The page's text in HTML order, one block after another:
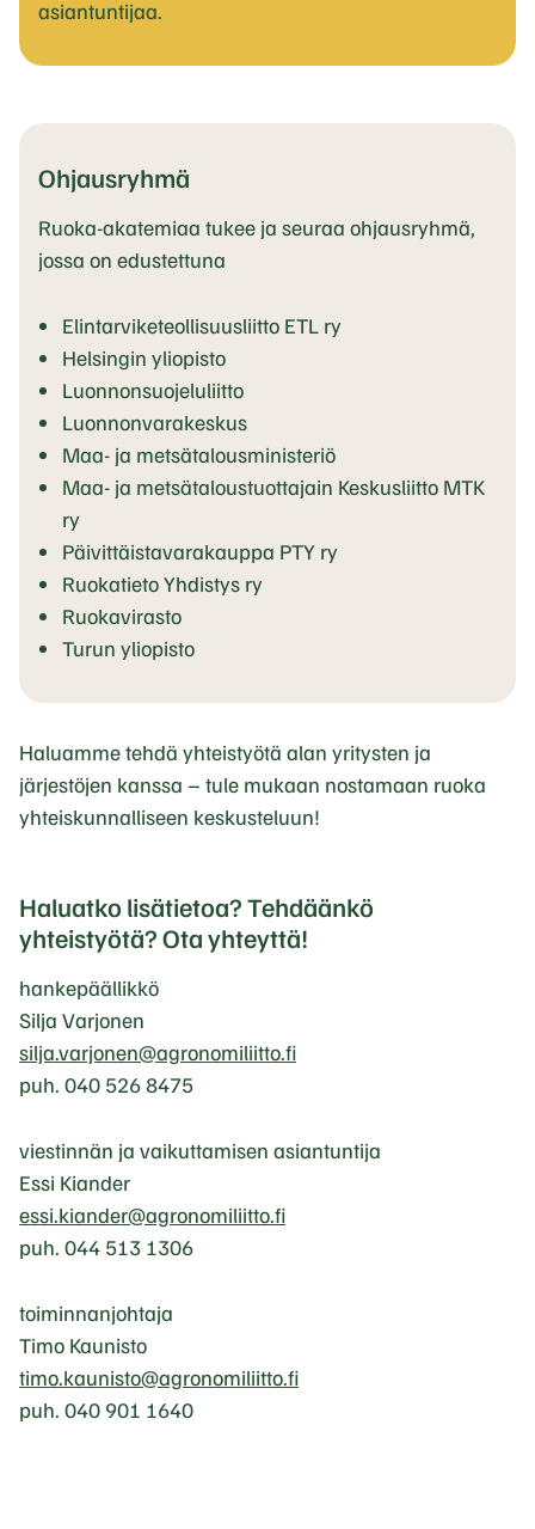
a
e
l
k
i
s
e
l
l
a
i
v
u
s
l
l
a
i
n
i
a
a
t
u
e
asiantuntijaa.
Ohjausryhmä
Ruoka-akatemiaa tukee ja seuraa ohjausryhmä,
jossa on edustettuna
Elintarviketeollisuusliitto ETL ry
Helsingin yliopisto
Luonnonsuojeluliitto
Luonnonvarakeskus
Maa- ja metsätalousministeriö
Maa- ja metsätaloustuottajain Keskusliitto MTK
ry
Päivittäistavarakauppa PTY ry
Ruokatieto Yhdistys ry
Ruokavirasto
Turun yliopisto
Haluamme tehdä yhteistyötä alan yritysten ja
järjestöjen kanssa – tule mukaan nostamaan ruoka
yhteiskunnalliseen keskusteluun!
Haluatko lisätietoa? Tehdäänkö
yhteistyötä? Ota yhteyttä!
hankepäällikkö
Silja Varjonen
silja.varjonen@agronomiliitto.fi
puh. 040 526 8475
viestinnän ja vaikuttamisen asiantuntija
Essi Kiander
essi.kiander@agronomiliitto.fi
puh. 044 513 1306
toiminnanjohtaja
Timo Kaunisto
timo.kaunisto@agronomiliitto.fi
puh. 040 901 1640